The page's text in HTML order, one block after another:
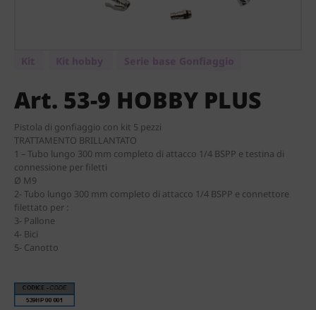
Art. 53-9 HOBBY PLUS
Pistola di gonfiaggio con kit 5 pezzi
TRATTAMENTO BRILLANTATO
1 – Tubo lungo 300 mm completo di attacco 1/4 BSPP e testina di
connessione per filetti
Ø M9
2- Tubo lungo 300 mm completo di attacco 1/4 BSPP e connettore
filettato per :
3- Pallone
4- Bici
5- Canotto